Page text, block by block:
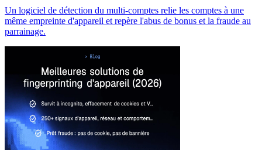
Un logiciel de détection du multi-comptes relie les comptes à une
même empreinte d'appareil et repère l'abus de bonus et la fraude au
parrainage.